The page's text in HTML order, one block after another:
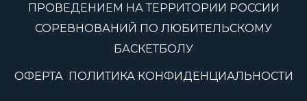
ПРОВЕДЕНИЕМ НА ТЕРРИТОРИИ РОССИИ
СОРЕВНОВАНИЙ ПО ЛЮБИТЕЛЬСКОМУ
БАСКЕТБОЛУ
ОФЕРТА ПОЛИТИКА КОНФИДЕНЦИАЛЬНОСТИ